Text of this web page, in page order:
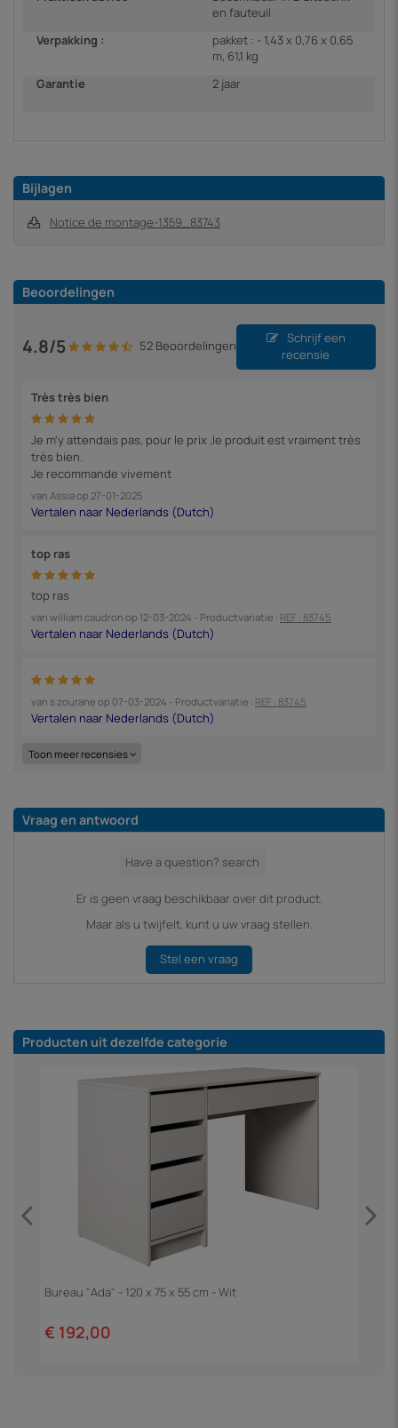
en fauteuil
Verpakking :
pakket : - 1,43 x 0,76 x 0,65
m, 61,1 kg
Garantie
2 jaar
Bijlagen
Notice de montage-1359_83743
Beoordelingen
4.8/5 52 Beoordelingen
Schrijf een
recensie
Très très bien
Je m'y attendais pas, pour le prix ,le produit est vraiment très
très bien.
Je recommande vivement
van Assiaop 27-01-2025
top ras
top ras
van william caudron op 12-03-2024 - Productvariatie : REF : 83745
van s zourane op 07-03-2024 - Productvariatie : REF : 83745
Toon meer recensies
Vraag en antwoord
Er is geen vraag beschikbaar over dit product.
Maar als u twijfelt, kunt u uw vraag stellen.
Stel een vraag
Producten uit dezelfde categorie
Bureau "Ada" - 120 x 75 x 55 cm - Wit
€ 192,00